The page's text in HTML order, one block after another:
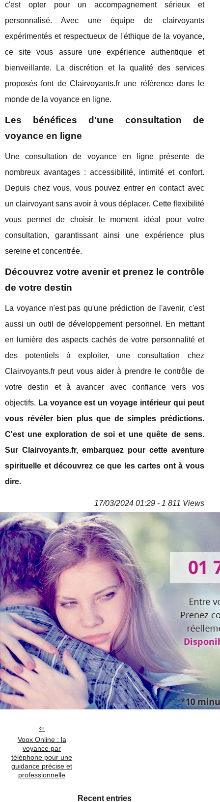
c'est opter pour un accompagnement sérieux et
personnalisé. Avec une équipe de clairvoyants
expérimentés et respectueux de l'éthique de la voyance,
ce site vous assure une expérience authentique et
bienveillante. La discrétion et la qualité des services
proposés font de Clairvoyants.fr une référence dans le
monde de la voyance en ligne.
Les bénéfices d'une consultation de
voyance en ligne
Une consultation de voyance en ligne présente de
nombreux avantages : accessibilité, intimité et confort.
Depuis chez vous, vous pouvez entrer en contact avec
un clairvoyant sans avoir à vous déplacer. Cette flexibilité
vous permet de choisir le moment idéal pour votre
consultation, garantissant ainsi une expérience plus
sereine et concentrée.
Découvrez votre avenir et prenez le contrôle
de votre destin
La voyance n'est pas qu'une prédiction de l'avenir, c'est
aussi un outil de développement personnel. En mettant
en lumière des aspects cachés de votre personnalité et
des potentiels à exploiter, une consultation chez
Clairvoyants.fr peut vous aider à prendre le contrôle de
votre destin et à avancer avec confiance vers vos
objectifs. La voyance est un voyage intérieur qui peut
vous révéler bien plus que de simples prédictions.
C'est une exploration de soi et une quête de sens.
Sur Clairvoyants.fr, embarquez pour cette aventure
spirituelle et découvrez ce que les cartes ont à vous
dire.
17/03/2024 01:29 - 1 811 Views
Voox Online : la
voyance par
téléphone pour une
guidance précise et
professionnelle
Recent entries